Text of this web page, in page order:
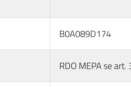
B0A089D174
RDO MEPA se